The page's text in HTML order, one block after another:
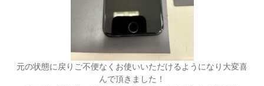
元の状態に戻りご不便なくお使いいただけるようになり大変喜
んで頂きました！